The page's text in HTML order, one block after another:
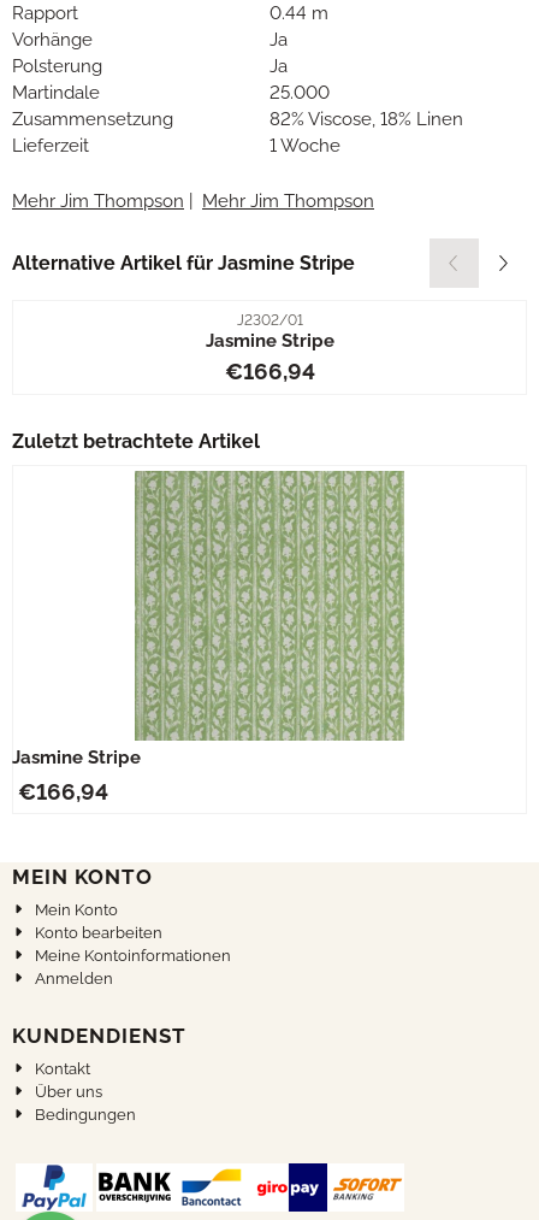
Rapport
0.44 m
Vorhänge
Ja
Polsterung
Ja
Martindale
25.000
Zusammensetzung
82% Viscose, 18% Linen
Lieferzeit
1 Woche
Mehr Jim Thompson Mehr Jim Thompson
Alternative Artikel für Jasmine Stripe
Artikelnummer
J2302/01
Jasmine Stripe
Preis: 166,94
€166,94
Zuletzt betrachtete Artikel
Jasmine Stripe
€166,94
MEIN KONTO
Mein Konto
Konto bearbeiten
Meine Kontoinformationen
Anmelden
KUNDENDIENST
Kontakt
Über uns
Bedingungen